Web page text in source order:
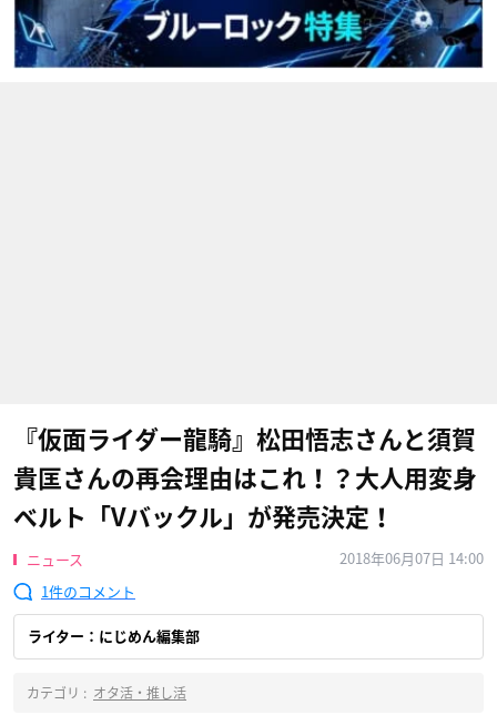
『仮面ライダー龍騎』松田悟志さんと須賀
貴匡さんの再会理由はこれ！？大人用変身
ベルト「Vバックル」が発売決定！
ニュース
2018年06月07日 14:00
1
ライター：にじめん編集部
カテゴリ : オタ活・推し活